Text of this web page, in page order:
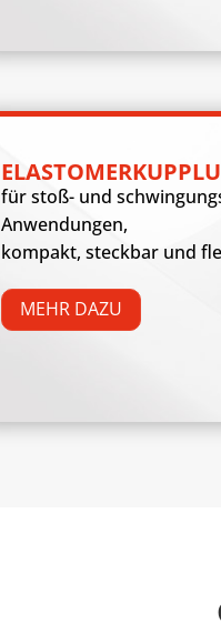
für stoß- und
Anwendungen,
kompakt, steckbar und
MEHR DAZU